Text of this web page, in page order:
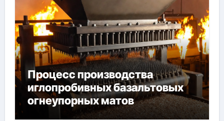
Процесс производства
иглопробивных базальтовых
огнеупорных матов